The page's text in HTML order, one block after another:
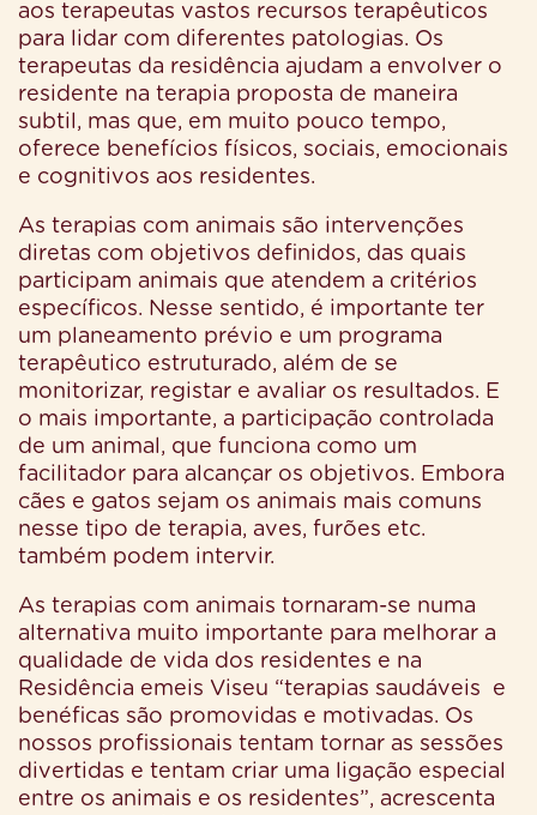
aos terapeutas vastos recursos terapêuticos
para lidar com diferentes patologias. Os
terapeutas da residência ajudam a envolver o
residente na terapia proposta de maneira
subtil, mas que, em muito pouco tempo,
oferece benefícios físicos, sociais, emocionais
e cognitivos aos residentes.
As terapias com animais são intervenções
diretas com objetivos definidos, das quais
participam animais que atendem a critérios
específicos. Nesse sentido, é importante ter
um planeamento prévio e um programa
terapêutico estruturado, além de se
monitorizar, registar e avaliar os resultados. E
o mais importante, a participação controlada
de um animal, que funciona como um
facilitador para alcançar os objetivos. Embora
cães e gatos sejam os animais mais comuns
nesse tipo de terapia, aves, furões etc.
também podem intervir.
As terapias com animais tornaram-se numa
alternativa muito importante para melhorar a
qualidade de vida dos residentes e na
Residência emeis Viseu “terapias saudáveis
e
benéficas são promovidas e motivadas. Os
nossos profissionais tentam tornar as sessões
divertidas e tentam criar uma ligação especial
entre os animais e os residentes”, acrescenta